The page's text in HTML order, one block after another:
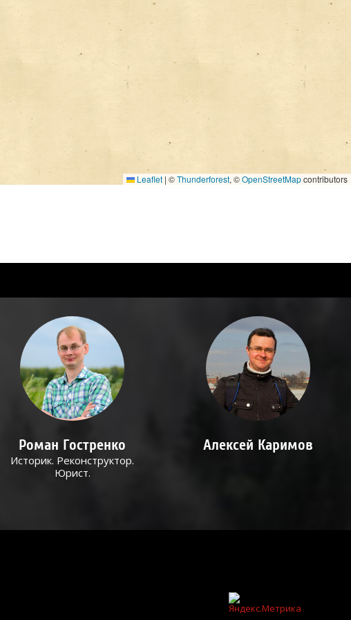
Leaflet | ©Thunderforest, ©OpenStreetMapcontributors
Роман Гостренко
Историк. Реконструктор.
Юрист.
Алексей Каримов